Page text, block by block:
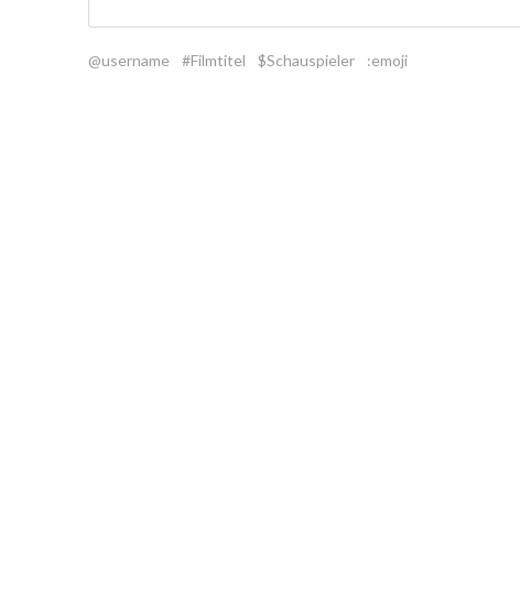
@username #Filmtitel $Schauspieler :emoji